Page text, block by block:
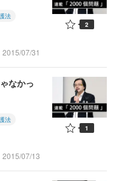
法
2015/07/31
2
なかっ
法
2015/07/13
1